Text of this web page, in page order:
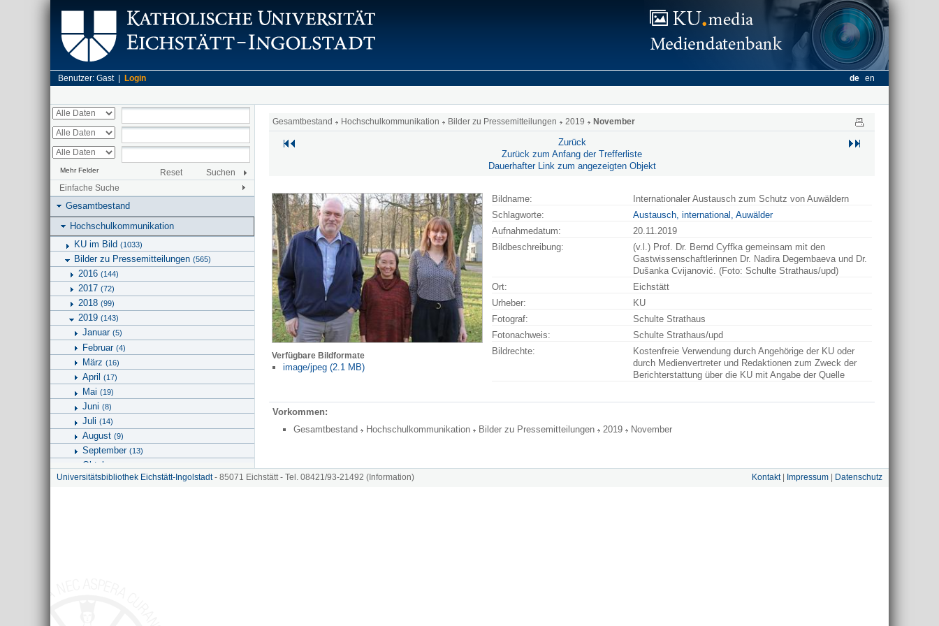
Benutzer: Gast | Login de en
Mehr Felder Reset
Suchen
Einfache Suche
Gesamtbestand
Hochschulkommunikation
KU im Bild (1033)
Bilder zu Pressemitteilungen (565)
2016 (144)
2017 (72)
2018 (99)
2019 (143)
Januar (5)
Februar (4)
März (16)
April (17)
Mai (19)
Juni (8)
Juli (14)
August (9)
September (13)
Oktober
November(17)
Gesamtbestand Hochschulkommunikation Bilder zu Pressemitteilungen 2019 November
Zurück
Zurück zum Anfang der Trefferliste
Dauerhafter Link zum angezeigten Objekt
Verfügbare Bildformate
image/jpeg (2.1 MB)
Bildname:
Internationaler Austausch zum Schutz von Auwäldern
Schlagworte:
Austausch, international, Auwälder
Aufnahmedatum:
20.11.2019
Bildbeschreibung:
(v.l.) Prof. Dr. Bernd Cyffka gemeinsam mit den
Gastwissenschaftlerinnen Dr. Nadira Degembaeva und Dr.
Dušanka Cvijanović. (Foto: Schulte Strathaus/upd)
Ort:
Eichstätt
Urheber:
KU
Fotograf:
Schulte Strathaus
Fotonachweis:
Schulte Strathaus/upd
Bildrechte:
Kostenfreie Verwendung durch Angehörige der KU oder
durch Medienvertreter und Redaktionen zum Zweck der
Berichterstattung über die KU mit Angabe der Quelle
Vorkommen:
Gesamtbestand
Hochschulkommunikation Bilder zu Pressemitteilungen 2019 November
Universitätsbibliothek Eichstätt-Ingolstadt- 85071 Eichstätt - Tel. 08421/93-21492 (Information) Kontakt| Impressum Datenschutz